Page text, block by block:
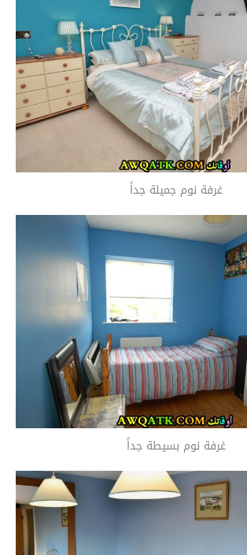
غرفة نوم جميلة جداً
غرفة نوم بسيطة جداً